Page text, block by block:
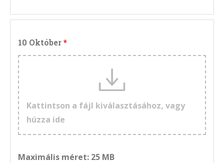
10 Október
Kattintson a fájl kiválasztásához, vagy
húzza ide
Maximális méret: 25 MB